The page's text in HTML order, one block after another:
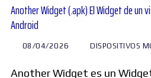
Another Widget (.apk) El Widget de un
Android
08/04/2026 DISPOSITIVOS
Another Widget es un